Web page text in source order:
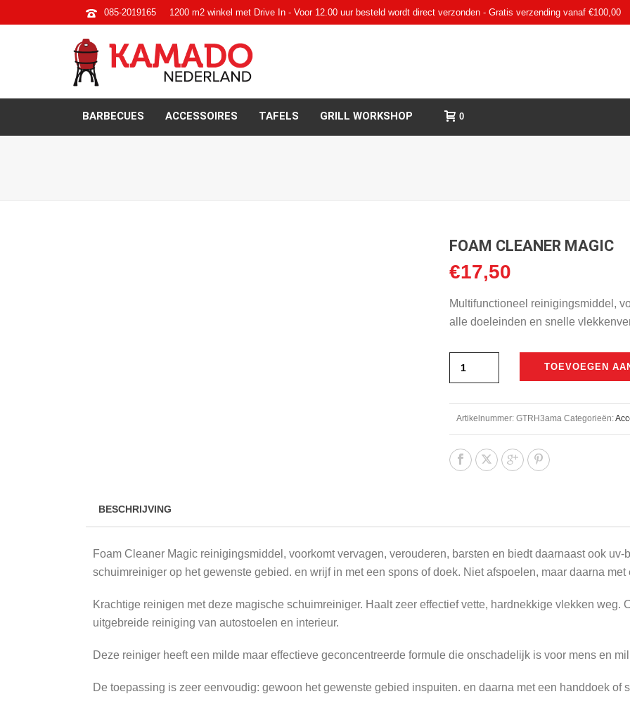
085-2019165 1200 m2 winkel met Drive In - Voor 12.00 uur besteld wordt direct verzonden - Gratis verzending vanaf €100,00
BARBECUES ACCESSOIRES TAFELS GRILL WORKSHOP 0
FOAM CLEANER MAGIC
€17,50
Multifunctioneel reinigingsmiddel,
alle doeleinden en snelle
TOEVOEGEN
Artikelnummer: GTRH3ama Categorieën:
BESCHRIJVING
Foam Cleaner Magic reinigingsmiddel, voorkomt vervagen, verouderen, barsten en biedt daarnaast ook
schuimreiniger op het gewenste gebied. en wrijf in met een spons of doek. Niet afspoelen, maar daarna met
Krachtige reinigen met deze magische schuimreiniger. Haalt zeer effectief vette, hardnekkige vlekken weg.
uitgebreide reiniging van autostoelen en interieur.
Deze reiniger heeft een milde maar effectieve geconcentreerde formule die onschadelijk is voor mens en
De toepassing is zeer eenvoudig: gewoon het gewenste gebied inspuiten. en daarna met een handdoek of